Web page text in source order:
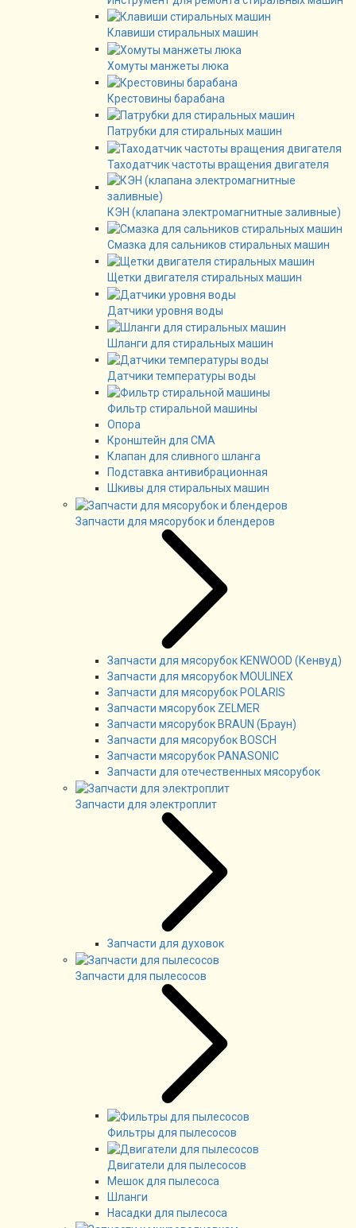
Клавиши стиральных машин
Хомуты манжеты люка
Крестовины барабана
Патрубки для стиральных машин
Таходатчик частоты вращения двигателя
КЭН (клапана электромагнитные заливные)
Смазка для сальников стиральных машин
Щетки двигателя стиральных машин
Датчики уровня воды
Шланги для стиральных машин
Датчики температуры воды
Фильтр стиральной машины
Опора
Кронштейн для СМА
Клапан для сливного шланга
Подставка антивибрационная
Шкивы для стиральных машин
Запчасти для мясорубок и блендеров
Запчасти для мясорубок KENWOOD (Кенвуд)
Запчасти для мясорубок MOULINEX
Запчасти для мясорубок POLARIS
Запчасти мясорубок ZELMER
Запчасти мясорубок BRAUN (Браун)
Запчасти для мясорубок BOSCH
Запчасти мясорубок PANASONIC
Запчасти для отечественных мясорубок
Запчасти для электроплит
Запчасти для духовок
Запчасти для пылесосов
Фильтры для пылесосов
Двигатели для пылесосов
Мешок для пылесоса
Шланги
Насадки для пылесоса